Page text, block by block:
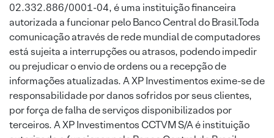
02.332.886/0001-04, é uma instituição financeira
autorizada a funcionar pelo Banco Central do Brasil.Toda
comunicação através de rede mundial de computadores
está sujeita a interrupções ou atrasos, podendo impedir
ou prejudicar o envio de ordens ou a recepção de
informações atualizadas. A XP Investimentos exime-se de
responsabilidade por danos sofridos por seus clientes,
por força de falha de serviços disponibilizados por
terceiros. A XP Investimentos CCTVM S/A é instituição